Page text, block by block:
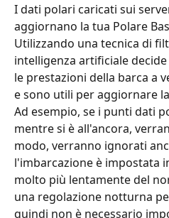
I dati polari caricati sui
aggiornano la tua Polare
Utilizzando una tecnica di
intelligenza artificiale
le prestazioni della barca a
e sono utili per aggiornare
Ad esempio, se i punti dati
mentre si è all'ancora,
modo, verranno ignorati
l'imbarcazione è impostata
molto più lentamente del
una regolazione notturna
quindi non è necessario